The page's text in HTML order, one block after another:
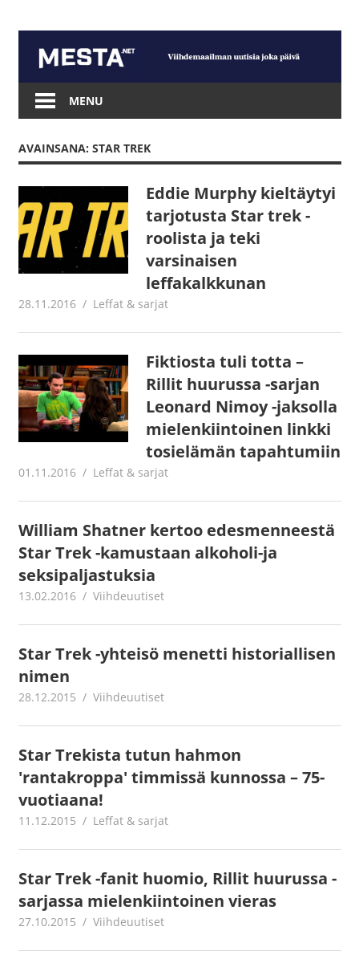
content
Mesta.net
MENU
AVAINSANA: STAR TREK
Eddie Murphy kieltäytyi
tarjotusta Star trek -
roolista ja teki
varsinaisen
leffakalkkunan
28.11.2016 Juha Kaunisto
Leffat & sarjat
Fiktiosta tuli totta –
Rillit huurussa -sarjan
Leonard Nimoy -jaksolla
mielenkiintoinen linkki
tosielämän tapahtumiin
01.11.2016 Juha Kaunisto
Leffat & sarjat
William Shatner kertoo edesmenneestä
Star Trek -kamustaan alkoholi-ja
seksipaljastuksia
13.02.2016 mestanet
Viihdeuutiset
Star Trek -yhteisö menetti historiallisen
nimen
28.12.2015 mestanet
Viihdeuutiset
Star Trekista tutun hahmon
'rantakroppa' timmissä kunnossa – 75-
vuotiaana!
11.12.2015 mestanet
Leffat & sarjat
Star Trek -fanit huomio, Rillit huurussa -
sarjassa mielenkiintoinen vieras
27.10.2015 mestanet
Viihdeuutiset